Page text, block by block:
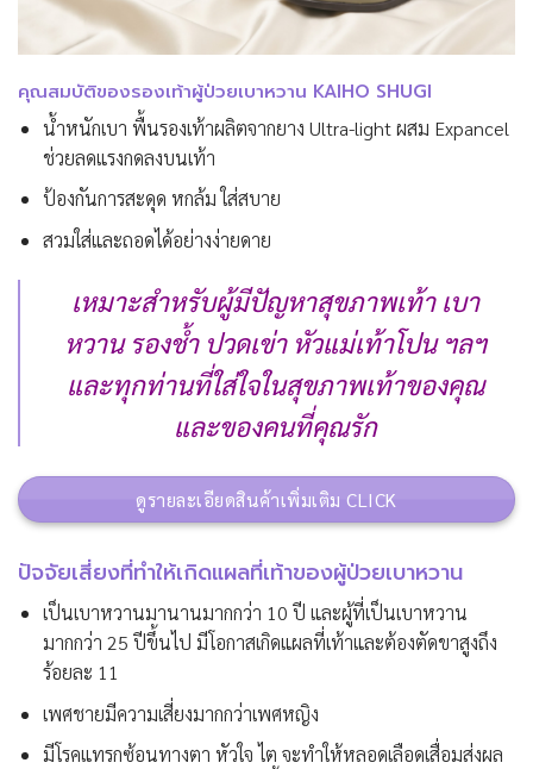
คุณสมบัติของรองเท้าผู้ป่วยเบาหวาน KAIHO SHUGI
น้ำหนักเบา พื้นรองเท้าผลิตจากยาง Ultra-light ผสม Expancel
ช่วยลดแรงกดลงบนเท้า
ป้องกันการสะดุด หกล้ม ใส่สบาย
สวมใส่และถอดได้อย่างง่ายดาย
เหมาะสำหรับผู้มีปัญหาสุขภาพเท้า เบา
หวาน รองช้ำ ปวดเข่า หัวแม่เท้าโปน ฯลฯ
และทุกท่านที่ใส่ใจในสุขภาพเท้าของคุณ
และของคนที่คุณรัก
ดูรายละเอียดสินค้าเพิ่มเติม CLICK
ปัจจัยเสี่ยงที่ทำให้เกิดแผลที่เท้าของผู้ป่วยเบาหวาน
เป็นเบาหวานมานานมากกว่า 10 ปี และผู้ที่เป็นเบาหวาน
มากกว่า 25 ปีขึ้นไป มีโอกาสเกิดแผลที่เท้าและต้องตัดขาสูงถึง
ร้อยละ 11
เพศชายมีความเสี่ยงมากกว่าเพศหญิง
มีโรคแทรกซ้อนทางตา หัวใจ ไต จะทำให้หลอดเลือดเสื่อมส่งผล